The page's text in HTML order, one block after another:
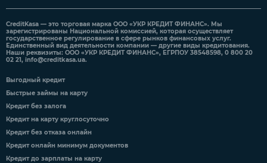
CreditKasa — это торговая марка ООО «УКР КРЕДИТ ФИНАНС». Мы
зарегистрированы Национальной комиссией, которая осуществляет
государственное регулирование в сфере рынков финансовых услуг.
Единственный вид деятельности компании — другие виды кредитования.
Наши реквизиты: ООО «УКР КРЕДИТ ФИНАНС», ЕГРПОУ 38548598, 0 800 20
02 21, info@creditkasa.ua.
Выгодный кредит
Быстрые займы на карту
Кредит без залога
Кредит на карту круглосуточно
Кредит без отказа онлайн
Кредит онлайн минимум документов
Кредит до зарплаты на карту